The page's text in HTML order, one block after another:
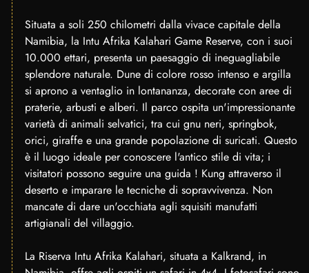
Situata a soli 250 chilometri dalla vivace capitale della
Namibia, la Intu Afrika Kalahari Game Reserve, con i suoi
10.000 ettari, presenta un paesaggio di ineguagliabile
splendore naturale. Dune di colore rosso intenso e argilla
si aprono a ventaglio in lontananza, decorate con aree di
praterie, arbusti e alberi. Il parco ospita un'impressionante
varietà di animali selvatici, tra cui gnu neri, springbok,
orici, giraffe e una grande popolazione di suricati. Questo
è il luogo ideale per conoscere l'antico stile di vita; i
visitatori possono seguire una guida ! Kung attraverso il
deserto e imparare le tecniche di sopravvivenza. Non
mancate di dare un'occhiata agli squisiti manufatti
artigianali del villaggio.
La Riserva Intu Afrika Kalahari, situata a Kalkrand, in